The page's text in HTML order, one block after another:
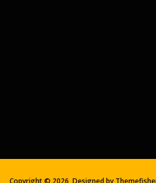
Copyright © 2026, Designed by